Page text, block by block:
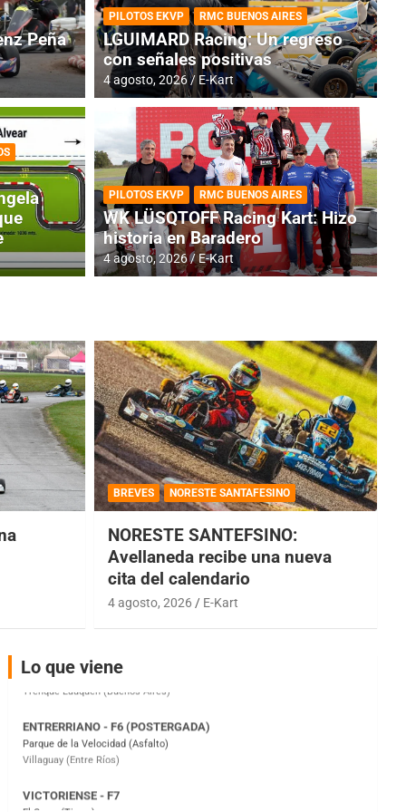
Horarios para la
Peña
PILOTOS EKVP RMC BUENOS AIRES
LGUIMARD Racing: Un regreso
con señales positivas
4 agosto, 2026 E-Kart
PILOTOS EKVP RMC BUENOS AIRES
WK LÜSQTOFF Racing Kart: Hizo
historia en Baradero
4 agosto, 2026 E-Kart
BREVES NORESTE SANTAFESINO
NORESTE SANTEFSINO:
Avellaneda recibe una nueva
cita del calendario
4 agosto, 2026 E-Kart
Lo que viene
COBERTURA ESPECIAL DE E-KART.COM.AR
08/09-AGO
IAME SERIES ARGENTINA 6
Ramiro Tot (Asfalto)
Ciudad de Trenque Lauquen (Asfalto)
Parque de la Velocidad (Asfalto)
El Cerro (Tierra)
Victoria (Entre Ríos)
Moto Club Reginense (Tierra)